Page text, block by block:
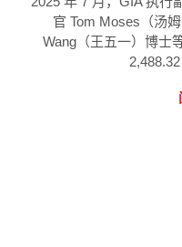
官 Tom Moses（汤
Wang（王五一）博士